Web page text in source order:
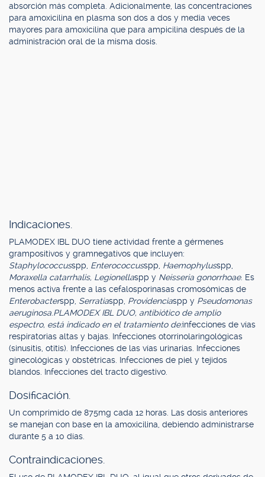
absorción más completa. Adicionalmente, las concentraciones
para amoxicilina en plasma son dos a dos y media veces
mayores para amoxicilina que para ampicilina después de la
administración oral de la misma dosis.
Indicaciones.
PLAMODEX IBL DUO tiene actividad frente a gérmenes
grampositivos y gramnegativos que incluyen:
Staphylococcusspp, Enterococcusspp, Haemophylusspp,
Moraxella catarrhalis, Legionellaspp y Neisseria gonorrhoae. Es
menos activa frente a las cefalosporinasas cromosómicas de
Enterobacterspp, Serratiaspp, Providenciaspp y Pseudomonas
aeruginosa PLAMODEX IBL DUO, antibiótico de amplio
espectro, está indicado en el tratamiento de:infecciones de vías
respiratorias altas y bajas. Infecciones otorrinolaringológicas
(sinusitis, otitis). Infecciones de las vías urinarias. Infecciones
ginecológicas y obstétricas. Infecciones de piel y tejidos
blandos. Infecciones del tracto digestivo.
Dosificación.
Un comprimido de 875mg cada 12 horas. Las dosis anteriores
se manejan con base en la amoxicilina, debiendo administrarse
durante 5 a 10 días.
Contraindicaciones.